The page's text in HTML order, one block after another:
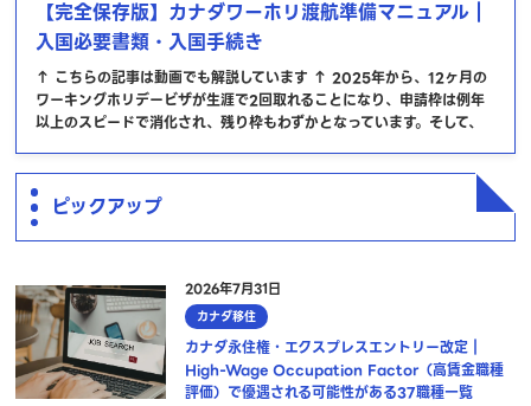
【完全保存版】カナダワーホリ渡航準備マニュアル｜
入国必要書類・入国手続き
↑ こちらの記事は動画でも解説しています ↑ 2025年から、12ヶ月の
ワーキングホリデービザが生涯で2回取れることになり、申請枠は例年
以上のスピードで消化され、残り枠もわずかとなっています。そして、
ピックアップ
2026年7月31日
カナダ移住
カナダ永住権・エクスプレスエントリー改定｜
High-Wage Occupation Factor（高賃金職種
評価）で優遇される可能性がある37職種一覧